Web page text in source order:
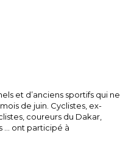
et d’anciens sportifs qui ne
de juin. Cyclistes, ex-
coureurs du Dakar,
… ont participé à